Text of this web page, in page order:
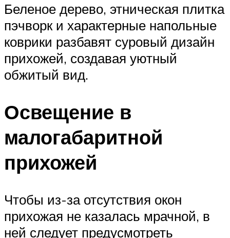
Беленое дерево, этническая плитка
пэчворк и характерные напольные
коврики разбавят суровый дизайн
прихожей, создавая уютный
обжитый вид.
Освещение в
малогабаритной
прихожей
Чтобы из-за отсутствия окон
прихожая не казалась мрачной, в
ней следует предусмотреть